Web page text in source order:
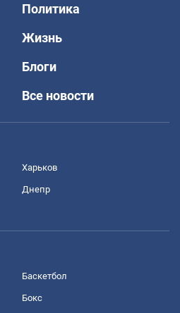
Политика
Жизнь
Блоги
Все новости
Харьков
Днепр
Баскетбол
Бокс